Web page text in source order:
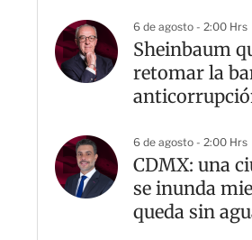
6 de agosto - 2:00 Hrs
Sheinbaum
retomar la
6 de agosto - 2:00 Hrs
CDMX: una
se inunda
queda sin